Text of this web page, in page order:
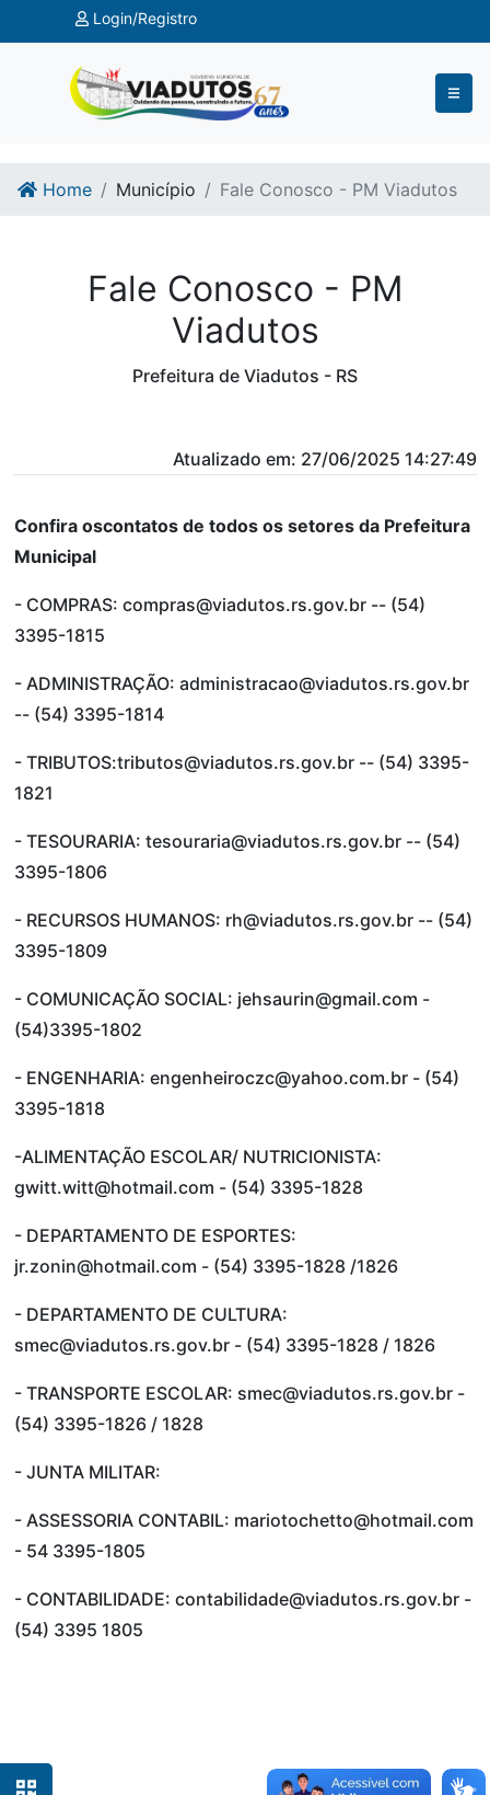
Ir para o conteúdo
Ir para o fim do conteúdo
Login/Registro
Home Município Fale Conosco - PM Viadutos
Fale Conosco - PM
Viadutos
Prefeitura de Viadutos - RS
Atualizado em: 27/06/2025 14:27:49
Confira oscontatos de todos os setores da Prefeitura
Municipal
- COMPRAS: compras@viadutos.rs.gov.br -- (54)
3395-1815
- ADMINISTRAÇÃO: administracao@viadutos.rs.gov.br
-- (54) 3395-1814
- TRIBUTOS:tributos@viadutos.rs.gov.br -- (54) 3395-
1821
- TESOURARIA: tesouraria@viadutos.rs.gov.br -- (54)
3395-1806
- RECURSOS HUMANOS: rh@viadutos.rs.gov.br -- (54)
3395-1809
- COMUNICAÇÃO SOCIAL: jehsaurin@gmail.com -
(54)3395-1802
- ENGENHARIA: engenheiroczc@yahoo.com.br - (54)
3395-1818
-ALIMENTAÇÃO ESCOLAR/ NUTRICIONISTA:
gwitt.witt@hotmail.com - (54) 3395-1828
- DEPARTAMENTO DE ESPORTES:
jr.zonin@hotmail.com - (54) 3395-1828 /1826
- DEPARTAMENTO DE CULTURA:
smec@viadutos.rs.gov.br - (54) 3395-1828 / 1826
- TRANSPORTE ESCOLAR: smec@viadutos.rs.gov.br -
(54) 3395-1826 / 1828
- JUNTA MILITAR:
- ASSESSORIA CONTABIL: mariotochetto@hotmail.com
- 54 3395-1805
- CONTABILIDADE: contabilidade@viadutos.rs.gov.br -
(54) 3395 1805